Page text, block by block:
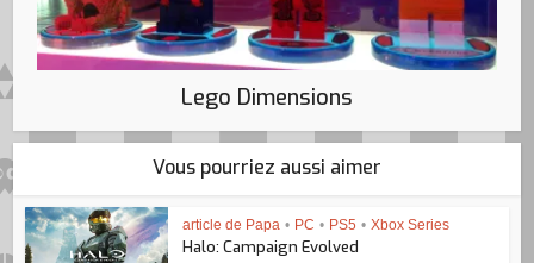
Lego Dimensions
Vous pourriez aussi aimer
article de Papa • PC • PS5 • Xbox Series
Halo: Campaign Evolved